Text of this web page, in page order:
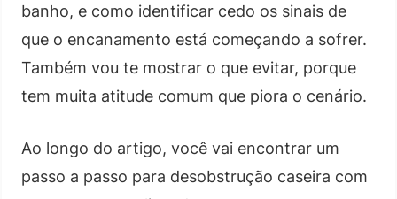
banho, e como identificar cedo os sinais de
que o encanamento está começando a sofrer.
Também vou te mostrar o que evitar, porque
tem muita atitude comum que piora o cenário.
Ao longo do artigo, você vai encontrar um
passo a passo para desobstrução caseira com